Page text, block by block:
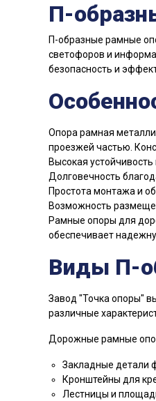
П-
П-образные рамные
светофоров и
безопасность и
Опора рамная
проезжей частью.
Высокая
Долговечность
Простота монтажа и
Возможность
Рамные опоры для
обеспечивает
Виды П-
Завод "Точка опоры"
различные
Дорожные рамные
Закладные детали
Кронштейны для
Лестницы и